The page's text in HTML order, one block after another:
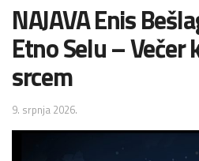
NAJAVA Enis
Etno Selu – Večer
srcem
9. srpnja 2026.